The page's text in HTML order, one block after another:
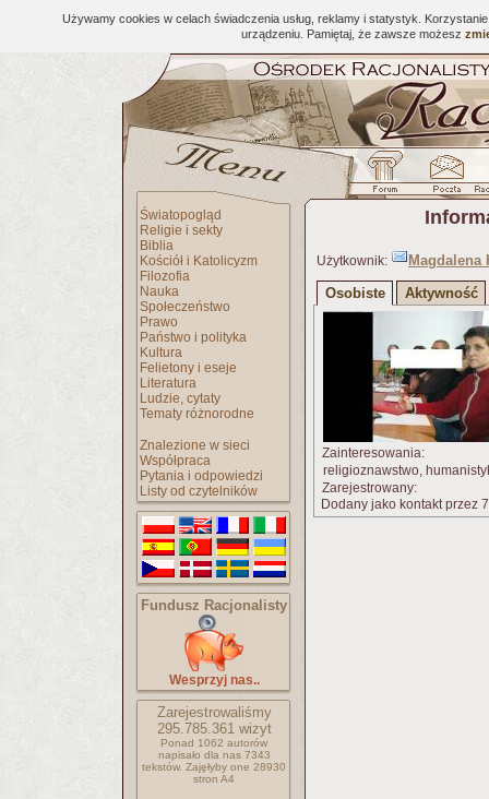
Używamy cookies w celach świadczenia usług, reklamy i statystyk.
urządzeniu. Pamiętaj, że zawsze możesz
Światopogląd
Religie i sekty
Biblia
Kościół i Katolicyzm
Filozofia
Nauka
Społeczeństwo
Prawo
Państwo i polityka
Kultura
Felietony i eseje
Literatura
Ludzie, cytaty
Tematy różnorodne
Znalezione w sieci
Współpraca
Pytania i odpowiedzi
Listy od czytelników
Fundusz Racjonalisty
Wesprzyj nas..
Zarejestrowaliśmy
295.785.361wizyt
Ponad 1062 autorów
napisało dla nas 7343
tekstów. Zajęłyby one 28930
stron A4
Użytkownik:
Magdalena
Osobiste
Aktywność
Zainteresowania:
religioznawstwo,
Zarejestrowany:
Dodany jako kontakt przez